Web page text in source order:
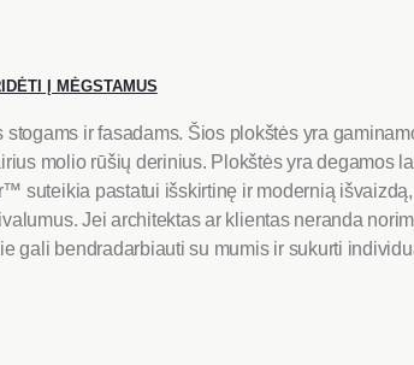
Į MĖGSTAMUS
ir fasadams. Šios plokštės yra
molio rūšių derinius. Plokštės yra degamos
suteikia pastatui išskirtinę ir modernią išvaizdą,
Jei architektas ar klientas neranda
gali bendradarbiauti su mumis ir sukurti